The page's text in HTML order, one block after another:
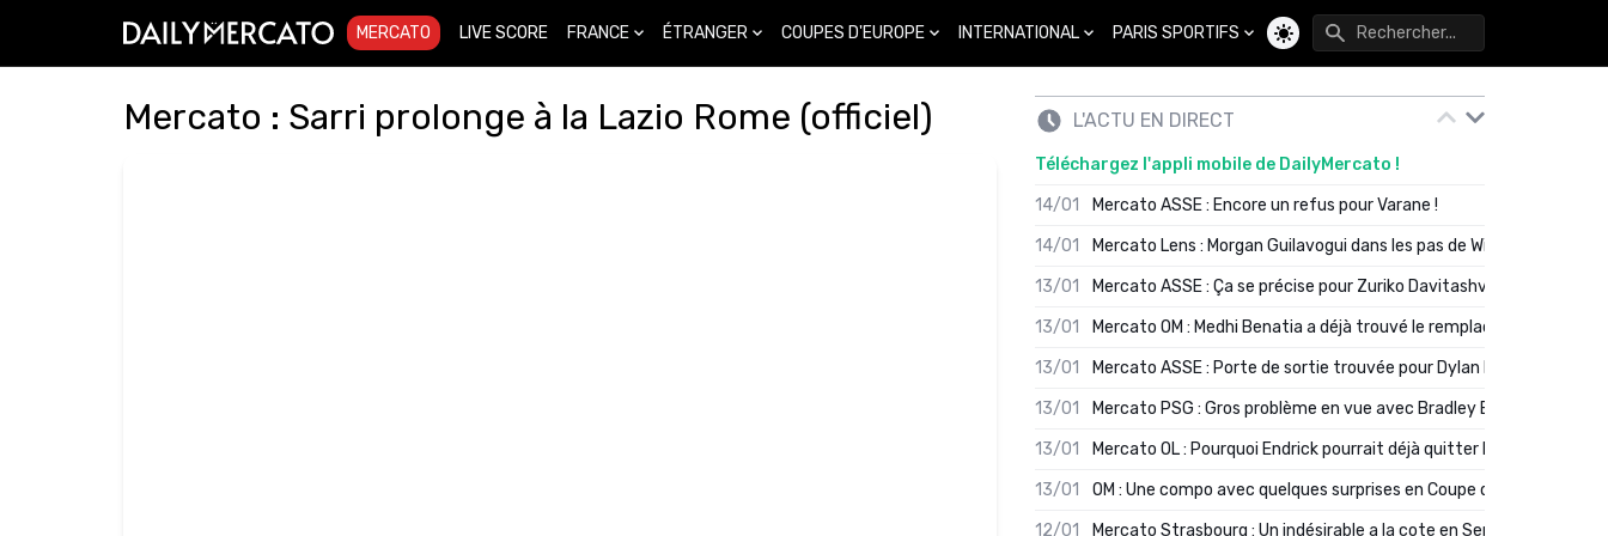
MERCATO LIVE SCORE FRANCE ÉTRANGER COUPES D'EUROPE INTERNATIONAL PARIS SPORTIFS
Changer de thème
Mercato : Sarri prolonge à la Lazio Rome (officiel) L'ACTU EN DIRECT
Téléchargez l'appli mobile de DailyMercato !
14/01
Mercato ASSE : Encore un refus pour Varane !
14/01
Mercato Lens : Morgan Guilavogui dans les pas de Will Still ?
13/01
Mercato ASSE : Ça se précise pour Zuriko Davitashvili
13/01
Mercato OM : Medhi Benatia a déjà trouvé le remplaçant de Robinio
13/01
Mercato ASSE : Porte de sortie trouvée pour Dylan Batubinsika
13/01
Mercato PSG : Gros problème en vue avec Bradley Barcola ?
13/01
Mercato OL : Pourquoi Endrick pourrait déjà quitter Lyon en janvier
13/01
OM : Une compo avec quelques surprises en Coupe de France
12/01
Mercato Strasbourg : Un indésirable a la cote en Serie A